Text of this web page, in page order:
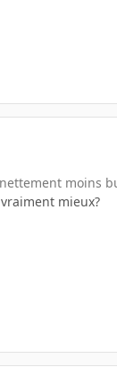
moins
mieux?